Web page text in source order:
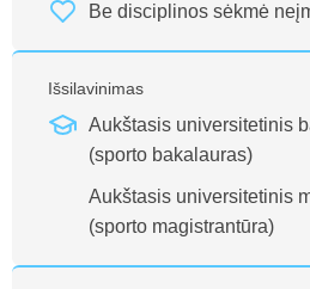
Be disciplinos sėkmė
Išsilavinimas
Aukštasis universitetinis
(sporto bakalauras)
Aukštasis universitetinis
(sporto magistrantūra)